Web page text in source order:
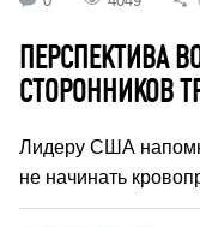
ПЕРСПЕКТИВА
СТОРОННИКОВ
Лидеру США
не начинать